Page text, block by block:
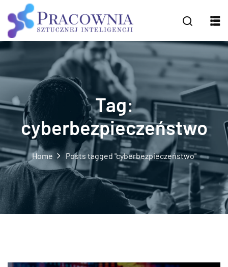
Tag:
cyberbezpieczeństwo
Home Posts tagged "cyberbezpieczeństwo"